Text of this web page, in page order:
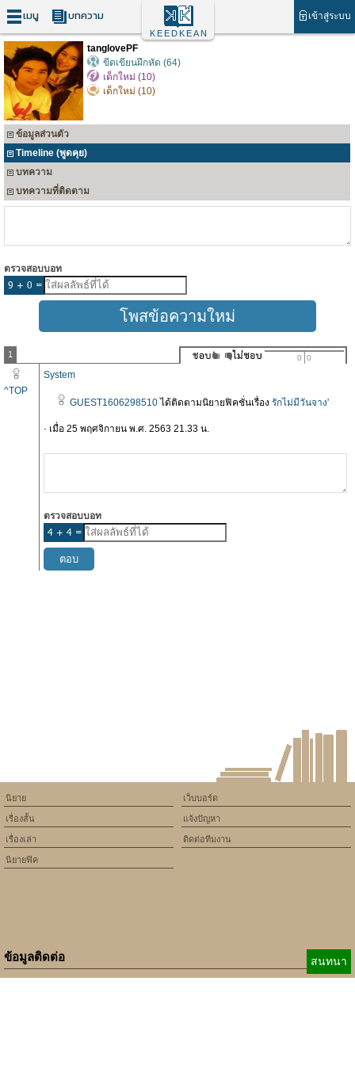
เมนู บทความ เข้าสู่ระบบ
KEEDKEAN
tanglovePF
ขีดเขียนฝึกหัด (64)
เด็กใหม่ (10)
เด็กใหม่ (10)
ข้อมูลส่วนตัว
Timeline (พูดคุย)
บทความ
บทความที่ติดตาม
ตรวจสอบบอท
1 0 0
^TOP
System
GUEST1606298510 ได้ติดตามนิยายฟิคชั่นเรื่อง รักไม่มีวันจาง'
· เมื่อ 25 พฤศจิกายน พ.ศ. 2563 21.33 น.
ตรวจสอบบอท
เว็บบอร์ด
แจ้งปัญหา
ติดต่อทีมงาน
นิยาย
เรื่องสั้น
เรื่องเล่า
นิยายฟิค
ข้อมูลติดต่อ สนทนา